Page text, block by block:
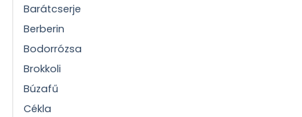
Barátcserje
Berberin
Bodorrózsa
Brokkoli
Búzafű
Cékla